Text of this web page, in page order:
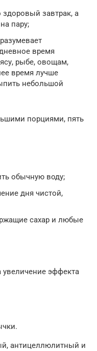
здоровый завтрак, а
пару;
время
рыбе, овощам,
время лучше
небольшой
порциями, пять
обычную воду;
дня чистой,
сахар и любые
эффекта
антицеллюлитный и